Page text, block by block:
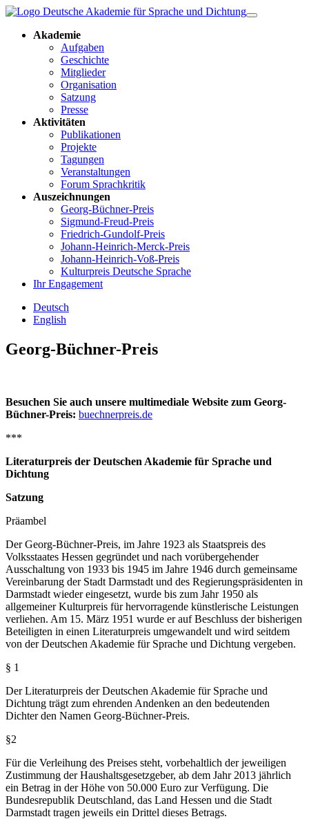
Akademie
Aufgaben
Geschichte
Mitglieder
Organisation
Satzung
Presse
Aktivitäten
Publikationen
Projekte
Tagungen
Veranstaltungen
Forum Sprachkritik
Auszeichnungen
Georg-Büchner-Preis
Sigmund-Freud-Preis
Friedrich-Gundolf-Preis
Johann-Heinrich-Merck-Preis
Johann-Heinrich-Voß-Preis
Kulturpreis Deutsche Sprache
Ihr Engagement
Deutsch
English
Georg-Büchner-Preis
Besuchen Sie auch unsere multimediale Website zum Georg-
Büchner-Preis: buechnerpreis.de
***
Literaturpreis der Deutschen Akademie für Sprache und
Dichtung
Satzung
Präambel
Der Georg-Büchner-Preis, im Jahre 1923 als Staatspreis des
Volksstaates Hessen gegründet und nach vorübergehender
Ausschaltung von 1933 bis 1945 im Jahre 1946 durch gemeinsame
Vereinbarung der Stadt Darmstadt und des Regierungspräsidenten in
Darmstadt wieder eingesetzt, wurde bis zum Jahr 1950 als
allgemeiner Kulturpreis für hervorragende künstlerische Leistungen
verliehen. Am 15. März 1951 wurde er auf Beschluss der bisherigen
Beteiligten in einen Literaturpreis umgewandelt und wird seitdem
von der Deutschen Akademie für Sprache und Dichtung vergeben.
§ 1
Der Literaturpreis der Deutschen Akademie für Sprache und
Dichtung trägt zum ehrenden Andenken an den bedeutenden
Dichter den Namen Georg-Büchner-Preis.
§2
Für die Verleihung des Preises steht, vorbehaltlich der jeweiligen
Zustimmung der Haushaltsgesetzgeber, ab dem Jahr 2013 jährlich
ein Betrag in der Höhe von 50.000 Euro zur Verfügung. Die
Bundesrepublik Deutschland, das Land Hessen und die Stadt
Darmstadt tragen jeweils ein Drittel dieses Betrags.